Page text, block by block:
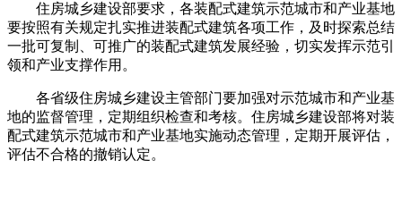
住房城乡建设部要求，各装配式建筑示范城市和产业基地
要按照有关规定扎实推进装配式建筑各项工作，及时探索总结
一批可复制、可推广的装配式建筑发展经验，切实发挥示范引
领和产业支撑作用。
各省级住房城乡建设主管部门要加强对示范城市和产业基
地的监督管理，定期组织检查和考核。住房城乡建设部将对装
配式建筑示范城市和产业基地实施动态管理，定期开展评估，
评估不合格的撤销认定。